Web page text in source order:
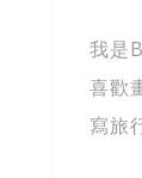
我是
喜歡
寫旅